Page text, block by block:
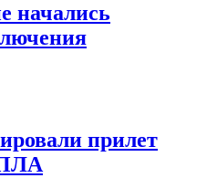
начались
прилет